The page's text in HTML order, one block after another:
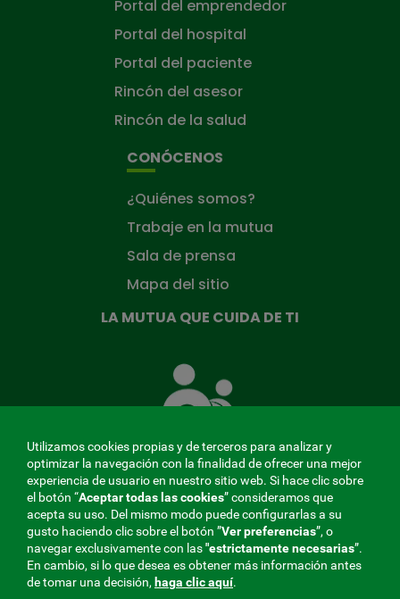
Portal del emprendedor
Portal del hospital
Portal del paciente
Rincón del asesor
Rincón de la salud
CONÓCENOS
¿Quiénes somos?
Trabaje en la mutua
Sala de prensa
Mapa del sitio
LA MUTUA QUE CUIDA DE TI
Mutua
que
ti
MENÚ
REDES
Utilizamos cookies propias y de terceros para analizar y
optimizar la navegación con la finalidad de ofrecer una mejor
experiencia de usuario en nuestro sitio web. Si hace clic sobre
el botón “Aceptar todas las cookies” consideramos que
acepta su uso. Del mismo modo puede configurarlas a su
gusto haciendo clic sobre el botón ”Ver preferencias”, o
navegar exclusivamente con las"estrictamentenecesarias”.
En cambio, si lo que desea es obtener más información antes
de tomar una decisión, haga clic aquí.